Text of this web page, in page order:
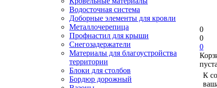
Водосточная система
Доборные элементы для кровли
Металлочерепица
Профнастил для крыши
Снегозадержатели
Материалы для благоустройства
территории
Блоки для столбов
Бордюр дорожный
0
0
0
К